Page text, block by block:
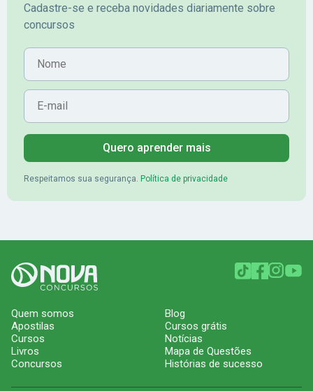
Cadastre-se e receba novidades diariamente sobre
concursos
Nome
E-mail
Quero aprender mais
Respeitamos sua segurança. Política de privacidade
Quem somos
Apostilas
Cursos
Livros
Concursos
Blog
Cursos grátis
Notícias
Mapa de Questões
Histórias de sucesso